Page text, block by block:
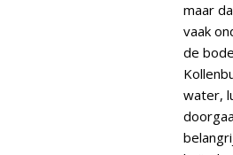
maar
vaak
de
water,